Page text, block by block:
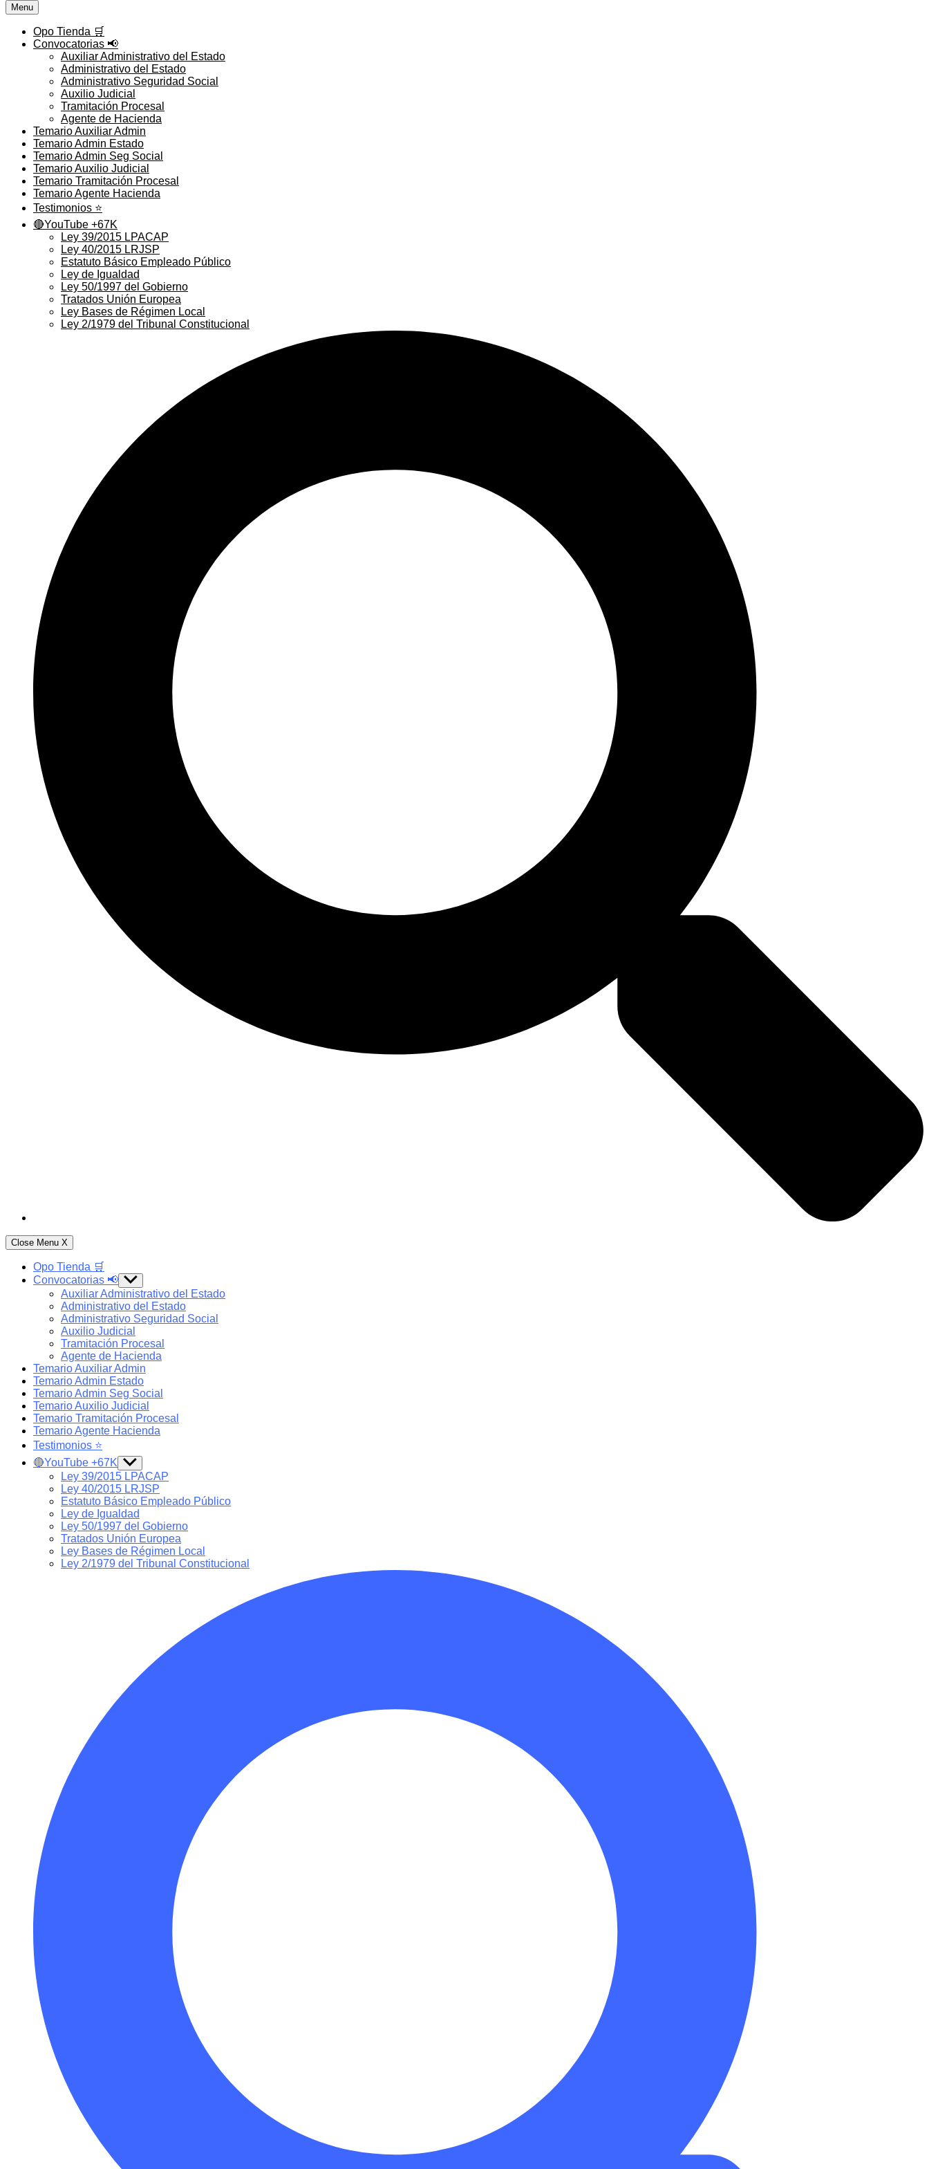
Menu
Opo Tienda 🛒
Convocatorias 📢
Auxiliar Administrativo del Estado
Administrativo del Estado
Administrativo Seguridad Social
Auxilio Judicial
Tramitación Procesal
Agente de Hacienda
Temario Auxiliar Admin
Temario Admin Estado
Temario Admin Seg Social
Temario Auxilio Judicial
Temario Tramitación Procesal
Temario Agente Hacienda
Testimonios ⭐️
🔴YouTube +67K
Ley 39/2015 LPACAP
Ley 40/2015 LRJSP
Estatuto Básico Empleado Público
Ley de Igualdad
Ley 50/1997 del Gobierno
Tratados Unión Europea
Ley Bases de Régimen Local
Ley 2/1979 del Tribunal Constitucional
Close Menu X
Opo Tienda 🛒
Convocatorias 📢 Show
sub
menu
Auxiliar Administrativo del Estado
Administrativo del Estado
Administrativo Seguridad Social
Auxilio Judicial
Tramitación Procesal
Agente de Hacienda
Temario Auxiliar Admin
Temario Admin Estado
Temario Admin Seg Social
Temario Auxilio Judicial
Temario Tramitación Procesal
Temario Agente Hacienda
Testimonios ⭐️
🔴YouTube +67K Show
sub
menu
Ley 39/2015 LPACAP
Ley 40/2015 LRJSP
Estatuto Básico Empleado Público
Ley de Igualdad
Ley 50/1997 del Gobierno
Tratados Unión Europea
Ley Bases de Régimen Local
Ley 2/1979 del Tribunal Constitucional